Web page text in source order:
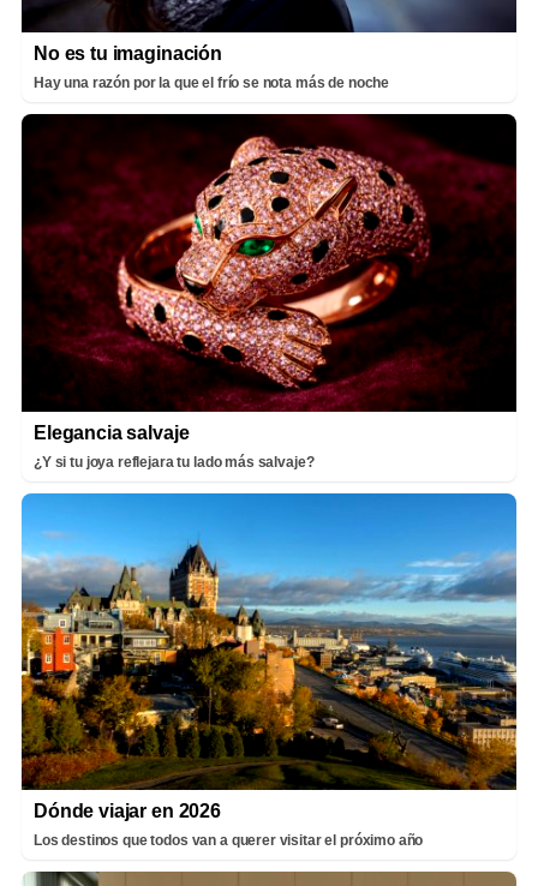
No es tu imaginación
Hay una razón por la que el frío se nota más de noche
Elegancia salvaje
¿Y si tu joya reflejara tu lado más salvaje?
Dónde viajar en 2026
Los destinos que todos van a querer visitar el próximo año